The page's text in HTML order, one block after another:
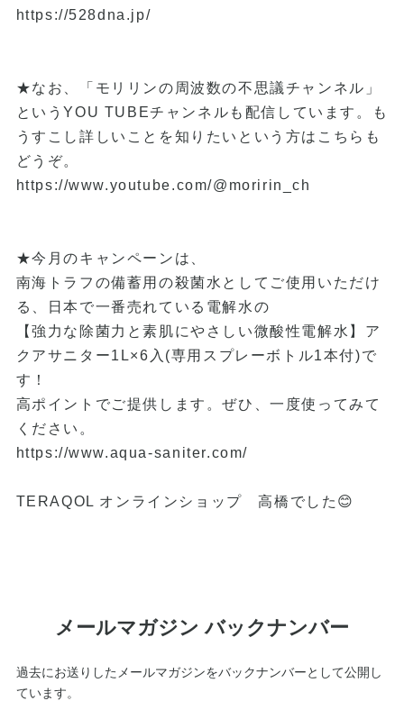
https://528dna.jp/
★なお、「モリリンの周波数の不思議チャンネル」
というYOU TUBEチャンネルも配信しています。も
うすこし詳しいことを知りたいという方はこちらも
どうぞ。
https://www.youtube.com/@moririn_ch
★今月のキャンペーンは、
南海トラフの備蓄用の殺菌水としてご使用いただけ
る、日本で一番売れている電解水の
【強力な除菌力と素肌にやさしい微酸性電解水】ア
クアサニター1L×6入(専用スプレーボトル1本付)で
す！
高ポイントでご提供します。ぜひ、一度使ってみて
ください。
https://www.aqua-saniter.com/
TERAQOL オンラインショップ 高橋でした😊
メールマガジン バックナンバー
過去にお送りしたメールマガジンをバックナンバーとして公開し
ています。